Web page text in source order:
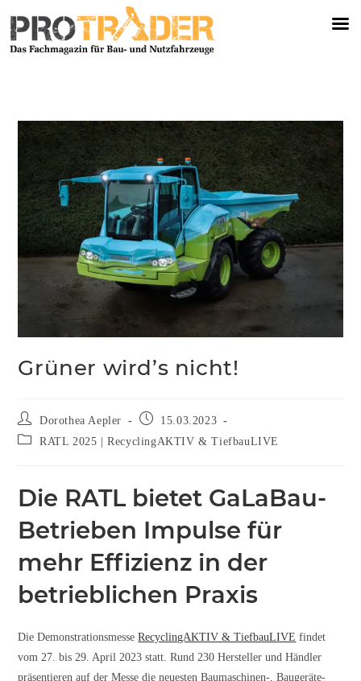
Grüner wird’s nicht!
Dorothea Aepler
15.03.2023
RATL 2025 | RecyclingAKTIV & TiefbauLIVE
Die RATL bietet GaLaBau-
Betrieben Impulse für
mehr Effizienz in der
betrieblichen Praxis
Die DemonstrationsmesseRecyclingAKTIV & TiefbauLIVE findet
vom 27. bis 29. April 2023 statt. Rund 230 Hersteller und Händler
präsentieren auf der Messe die neuesten Baumaschinen-, Baugeräte-